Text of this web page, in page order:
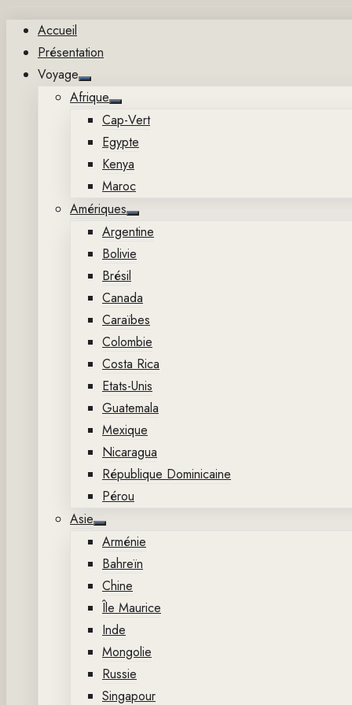
contenu
Accueil
Présentation
Voyage
Show
sub
menu
Afrique
Show
sub
menu
Cap-Vert
Egypte
Kenya
Maroc
Amériques
Show
sub
Argentine
Bolivie
Brésil
Canada
Caraïbes
Colombie
Costa Rica
Etats-Unis
Guatemala
Mexique
Nicaragua
République Dominicaine
Pérou
Asie
Show
sub
menu
Arménie
Bahreïn
Chine
Île Maurice
Inde
Mongolie
Russie
Singapour